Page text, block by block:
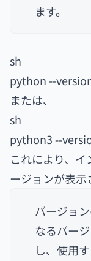
ます。
sh
python --
または、
sh
python3 --
これにより、
ージョンが表示
バージョ
なるバー
し、使用